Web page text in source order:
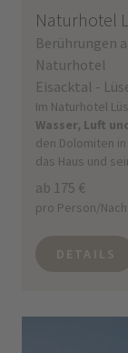
Naturhotel
Berührungen
Naturhotel
Eisacktal -
Im Naturhotel
Wasser, Luft
den Dolomiten
das Haus und
ab 175 €
pro Person/
DETAILS